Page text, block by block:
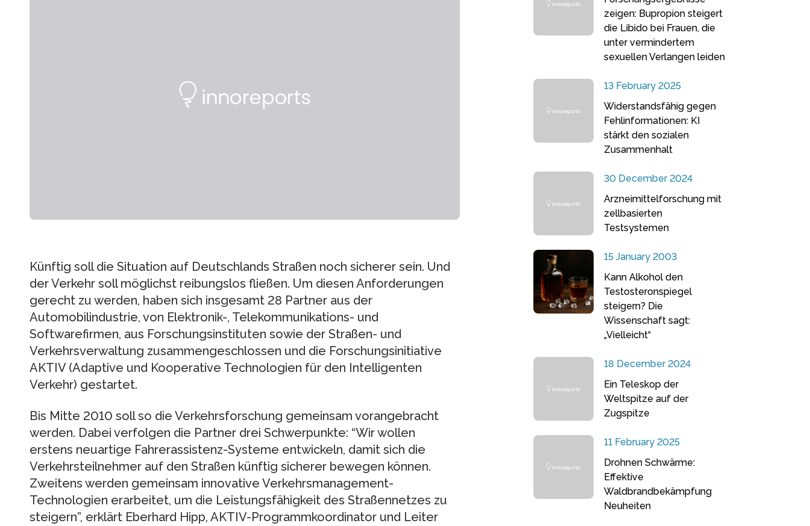
Künftig soll die Situation auf Deutschlands Straßen noch sicherer sein. Und
der Verkehr soll möglichst reibungslos fließen. Um diesen Anforderungen
gerecht zu werden, haben sich insgesamt 28 Partner aus der
Automobilindustrie, von Elektronik-, Telekommunikations- und
Softwarefirmen, aus Forschungsinstituten sowie der Straßen- und
Verkehrsverwaltung zusammengeschlossen und die Forschungsinitiative
AKTIV (Adaptive und Kooperative Technologien für den Intelligenten
Verkehr) gestartet.
Bis Mitte 2010 soll so die Verkehrsforschung gemeinsam vorangebracht
werden. Dabei verfolgen die Partner drei Schwerpunkte: “Wir wollen
erstens neuartige Fahrerassistenz-Systeme entwickeln, damit sich die
Verkehrsteilnehmer auf den Straßen künftig sicherer bewegen können.
Zweitens werden gemeinsam innovative Verkehrsmanagement-
Technologien erarbeitet, um die Leistungsfähigkeit des Straßennetzes zu
steigern”, erklärt Eberhard Hipp, AKTIV-Programmkoordinator und Leiter
zeigen: Bupropion steigert
die Libido bei Frauen, die
unter vermindertem
sexuellen Verlangen leiden
13 February 2025
Widerstandsfähig gegen
Fehlinformationen: KI
stärkt den sozialen
Zusammenhalt
30 December 2024
Arzneimittelforschung mit
zellbasierten
Testsystemen
15 January 2003
Kann Alkohol den
Testosteronspiegel
steigern? Die
Wissenschaft sagt:
„Vielleicht“
18 December 2024
Ein Teleskop der
Weltspitze auf der
Zugspitze
11 February 2025
Drohnen Schwärme:
Effektive
Waldbrandbekämpfung
Neuheiten